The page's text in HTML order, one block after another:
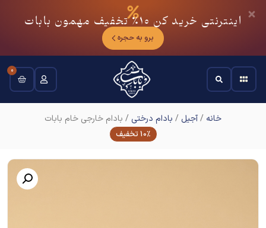
اینترنتی خرید کن 10٪ تخفیف مهمون بابات
برو به حجره
0
خانه /آجیل / بادام درختی / بادام خارجی خام بابات
10% تخفیف